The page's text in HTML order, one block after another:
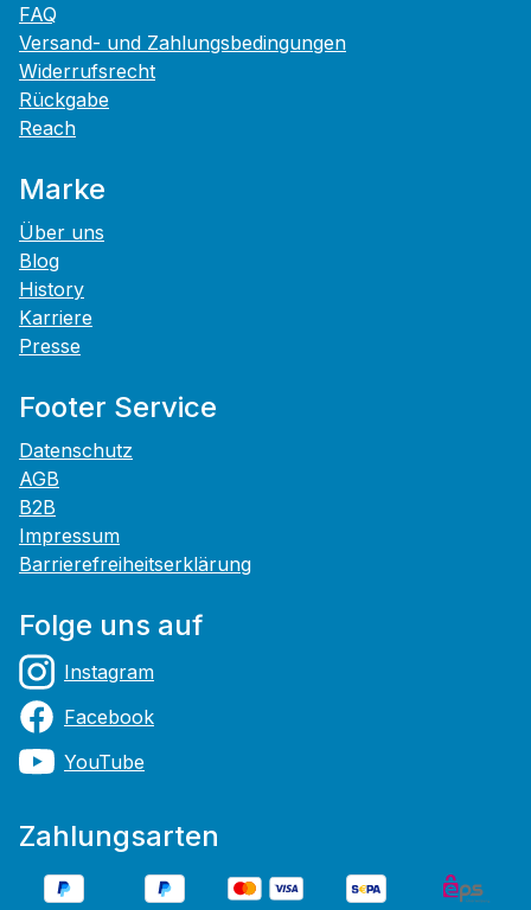
FAQ
Versand- und Zahlungsbedingungen
Widerrufsrecht
Rückgabe
Reach
Marke
Über uns
Blog
History
Karriere
Presse
Footer Service
Datenschutz
AGB
B2B
Impressum
Barrierefreiheitserklärung
Folge uns auf
Instagram
Facebook
YouTube
Zahlungsarten